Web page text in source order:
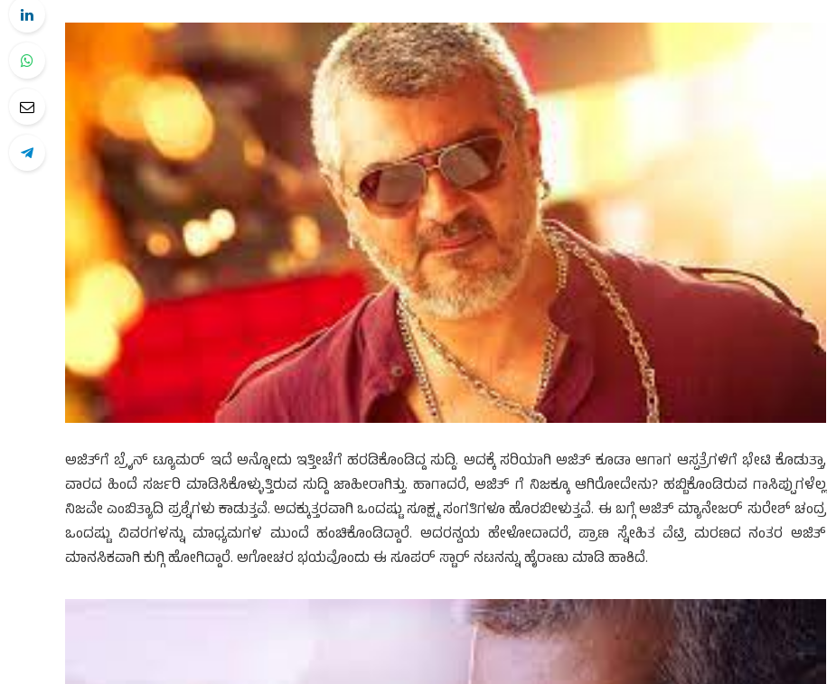
ಅಜಿತ್‍ಗೆ ಬ್ರೈನ್ ಟ್ಯೂಮರ್ ಇದೆ ಅನ್ನೋದು ಇತ್ತೀಚೆಗೆ ಹರಡಿಕೊಂಡಿದ್ದ ಸುದ್ದಿ. ಅದಕ್ಕೆ ಸರಿಯಾಗಿ ಅಜಿತ್ ಕೂಡಾ ಆಗಾಗ ಆಸ್ಪತ್ರೆಗಳಿಗೆ ಭೇಟಿ ಕೊಡುತ್ತಾ,
ವಾರದ ಹಿಂದೆ ಸರ್ಜರಿ ಮಾಡಿಸಿಕೊಳ್ಳುತ್ತಿರುವ ಸುದ್ದಿ ಜಾಹೀರಾಗಿತ್ತು. ಹಾಗಾದರೆ, ಅಜಿತ್ ಗೆ ನಿಜಕ್ಕೂ ಆಗಿರೋದೇನು? ಹಬ್ಬಿಕೊಂಡಿರುವ ಗಾಸಿಪ್ಪುಗಳೆಲ್ಲ
ನಿಜವೇ ಎಂಬಿತ್ಯಾದಿ ಪ್ರಶ್ನೆಗಳು ಕಾಡುತ್ತವೆ. ಅದಕ್ಕುತ್ತರವಾಗಿ ಒಂದಷ್ಟು ಸೂಕ್ಷ್ಮ ಸಂಗತಿಗಳೂ ಹೊರಬೀಳುತ್ತವೆ. ಈ ಬಗ್ಗೆ ಅಜಿತ್ ಮ್ಯಾನೇಜರ್ ಸುರೇಶ್ ಚಂದ್ರ
ಒಂದಷ್ಟು ವಿವರಗಳನ್ನು ಮಾಧ್ಯಮಗಳ ಮುಂದೆ ಹಂಚಿಕೊಂಡಿದ್ದಾರೆ. ಅದರನ್ವಯ ಹೇಳೋದಾದರೆ, ಪ್ರಾಣ ಸ್ನೇಹಿತ ವೆಟ್ರಿ ಮರಣದ ನಂತರ ಅಜಿತ್
ಮಾನಸಿಕವಾಗಿ ಕುಗ್ಗಿ ಹೋಗಿದ್ದಾರೆ. ಅಗೋಚರ ಭಯವೊಂದು ಈ ಸೂಪರ್ ಸ್ಟಾರ್ ನಟನನ್ನು ಹೈರಾಣು ಮಾಡಿ ಹಾಕಿದೆ.